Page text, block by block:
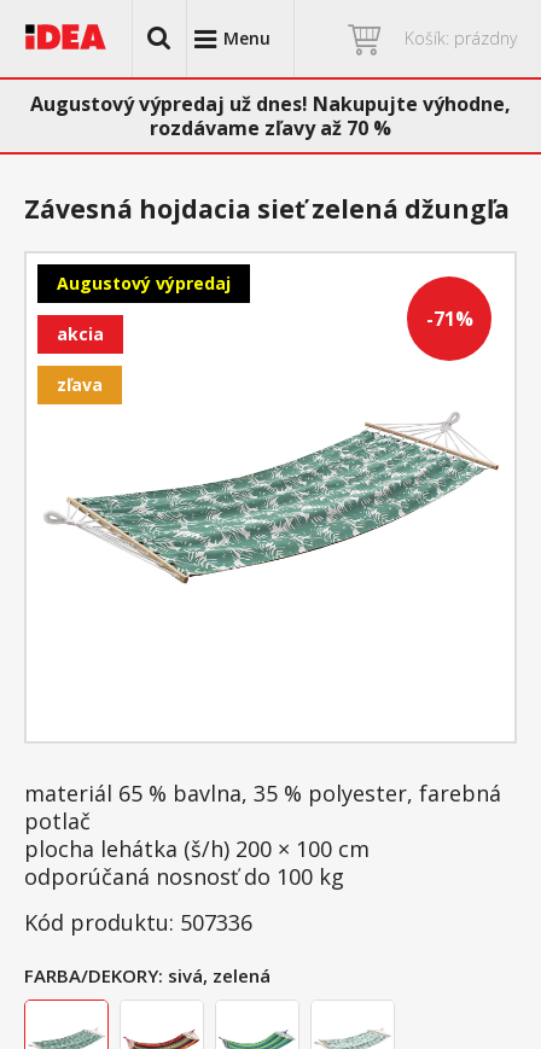
Menu Košík: prázdny
Augustový výpredaj už dnes! Nakupujte výhodne,
rozdávame zľavy až 70 %
-71%
Augustový výpredaj
akcia
zľava
Závesná hojdacia sieť zelená džungľa
materiál 65 % bavlna, 35 % polyester, farebná
potlač
plocha lehátka (š/h) 200 × 100 cm
odporúčaná nosnosť do 100 kg
Kód produktu: 507336
FARBA/DEKORY: sivá, zelená